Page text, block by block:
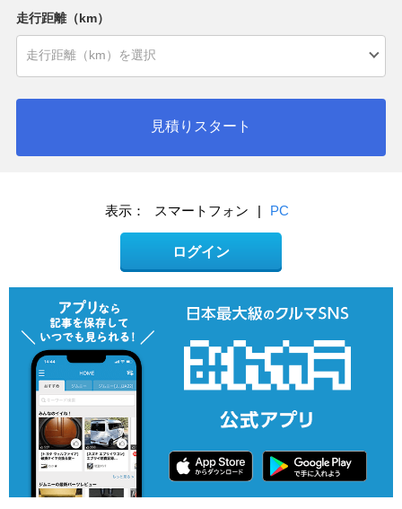
走行距離（km）
見積りスタート
表示： スマートフォン | PC
ログイン